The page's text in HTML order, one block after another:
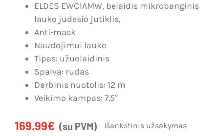
Telefonspynės
Tinklų įranga
Maitinimo šaltiniai
Kabeliai
Išpardavimas
vardas:
Slaptažodis:
Prisiminti
ELDES EWC1AMW, belaidis mikrobanginis
lauko judesio jutiklis,
Anti-mask
Naudojimui lauke
Tipas: užuolaidinis
Spalva: rudas
Darbinis nuotolis: 12 m
Veikimo kampas: 7.5°
169.99€ (su PVM) Išankstinis užsakymas